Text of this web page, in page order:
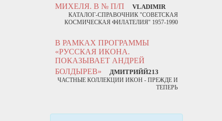
МИХЕЛЯ. В № П/П
VLADIMIR
КАТАЛОГ-СПРАВОЧНИК "СОВЕТСКАЯ
КОСМИЧЕСКАЯ ФИЛАТЕЛИЯ" 1957-1990
В РАМКАХ ПРОГРАММЫ
«РУССКАЯ ИКОНА.
ПОКАЗЫВАЕТ АНДРЕЙ
БОЛДЫРЕВ»
ДМИТРИЙЙ213
ЧАСТНЫЕ КОЛЛЕКЦИИ ИКОН - ПРЕЖДЕ И
ТЕПЕРЬ